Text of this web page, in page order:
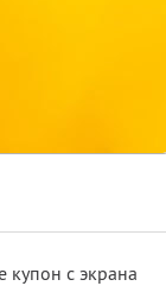
купон с экрана